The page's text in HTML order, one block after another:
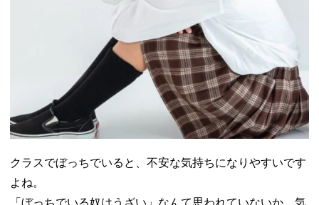
04. クラスで1人
でいるときの過
ごし方
− 好きなこ
とをやる
− 話しかけ
クラスでぼっちでいると、不安な気持ちになりやすいです
よね。
「ぼっちでいる奴はうざい」なんて思われていないか、気